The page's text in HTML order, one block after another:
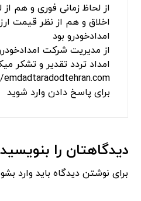
از لحاظ زمانی فوری و هم
اخلاق و هم از نظر قیمت
امدادخودرو بود
از مدیریت شرکت
امداد تردد تقدیر و تشکر
برای پاسخ دادن وارد شوید
دیدگاهتان را بنویسید
برای نوشتن دیدگاه باید وارد